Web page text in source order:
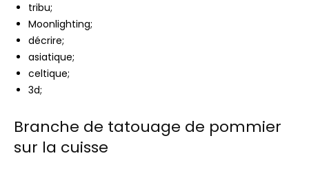
tribu;
Moonlighting;
décrire;
asiatique;
celtique;
3d;
Branche de tatouage de pommier
sur la cuisse